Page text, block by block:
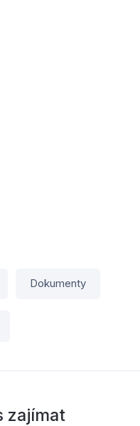
Dokumenty
zajímat